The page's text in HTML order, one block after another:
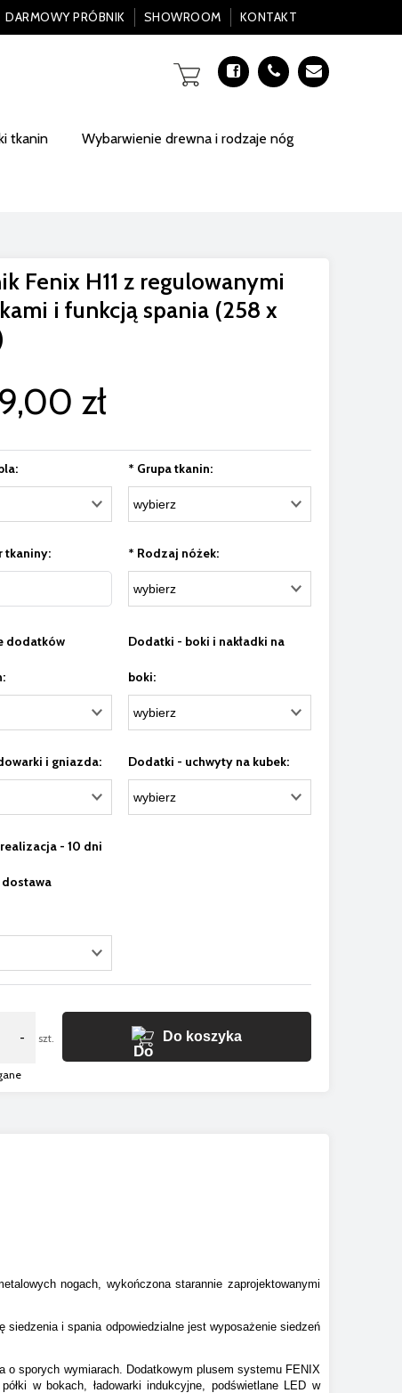
DARMOWY PRÓBNIK SHOWROOM KONTAKT
tkanin Wybarwienie drewna i rodzaje nóg
Fenix H11 z regulowanymi
i funkcją spania (258 x
zł
* Grupa tkanin:
tkaniny: * Rodzaj nóżek:
dodatków Dodatki - boki i nakładki na
boki:
i gniazda: Dodatki - uchwyty na kubek:
- 10 dni
- szt. Do koszyka
nogach, wykończona starannie zaprojektowanymi
siedzenia i spania odpowiedzialne jest wyposażenie siedzeń
o sporych wymiarach. Dodatkowym plusem systemu FENIX
w bokach, ładowarki indukcyjne, podświetlane LED w